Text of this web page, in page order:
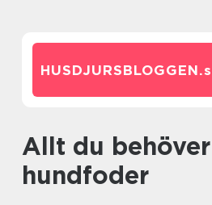
HUSDJURSBLOGGEN.
Allt du behöver veta om
hundfoder